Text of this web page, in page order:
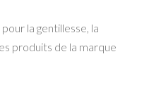
la gentillesse, la
produits de la marque